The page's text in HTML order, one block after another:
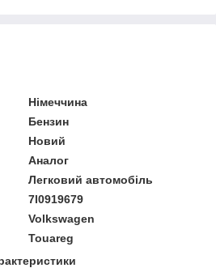
Німеччина
Бензин
Новий
Аналог
Легковий автомобіль
7l0919679
Volkswagen
Touareg